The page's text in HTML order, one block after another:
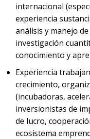
internacional
experiencia
análisis y manejo
investigación
conocimiento y
Experiencia
crecimiento,
(incubadoras,
inversionistas de
de lucro,
ecosistema